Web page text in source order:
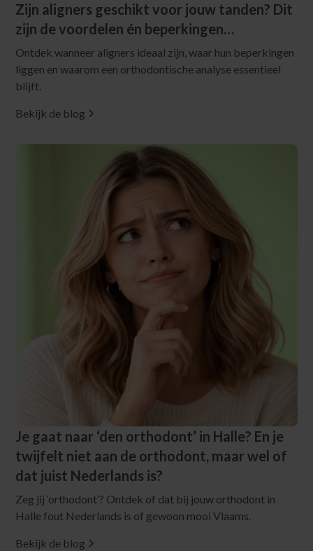
Zijn aligners geschikt voor jouw tanden? Dit
zijn de voordelen én beperkingen…
Ontdek wanneer aligners ideaal zijn, waar hun beperkingen
liggen en waarom een orthodontische analyse essentieel
blijft.
Bekijk de blog
Je gaat naar ‘den orthodont’ in Halle? En je
twijfelt niet aan de orthodont, maar wel of
dat juist Nederlands is?
Zeg jij ‘orthodont’? Ontdek of dat bij jouw orthodont in
Halle fout Nederlands is of gewoon mooi Vlaams.
Bekijk de blog